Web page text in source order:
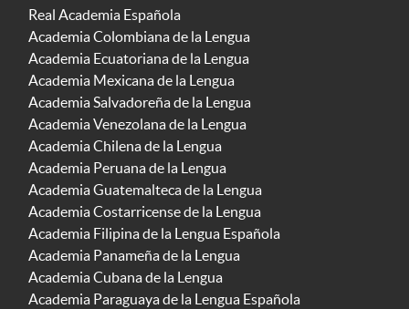
Real Academia Española
Academia Colombiana de la Lengua
Academia Ecuatoriana de la Lengua
Academia Mexicana de la Lengua
Academia Salvadoreña de la Lengua
Academia Venezolana de la Lengua
Academia Chilena de la Lengua
Academia Peruana de la Lengua
Academia Guatemalteca de la Lengua
Academia Costarricense de la Lengua
Academia Filipina de la Lengua Española
Academia Panameña de la Lengua
Academia Cubana de la Lengua
Academia Paraguaya de la Lengua Española